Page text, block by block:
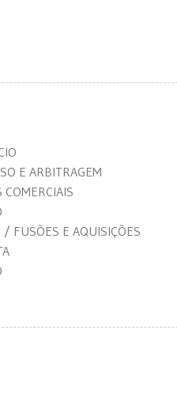
E ARBITRAGEM
COMERCIAIS
/ FUSÕES E AQUISIÇÕES